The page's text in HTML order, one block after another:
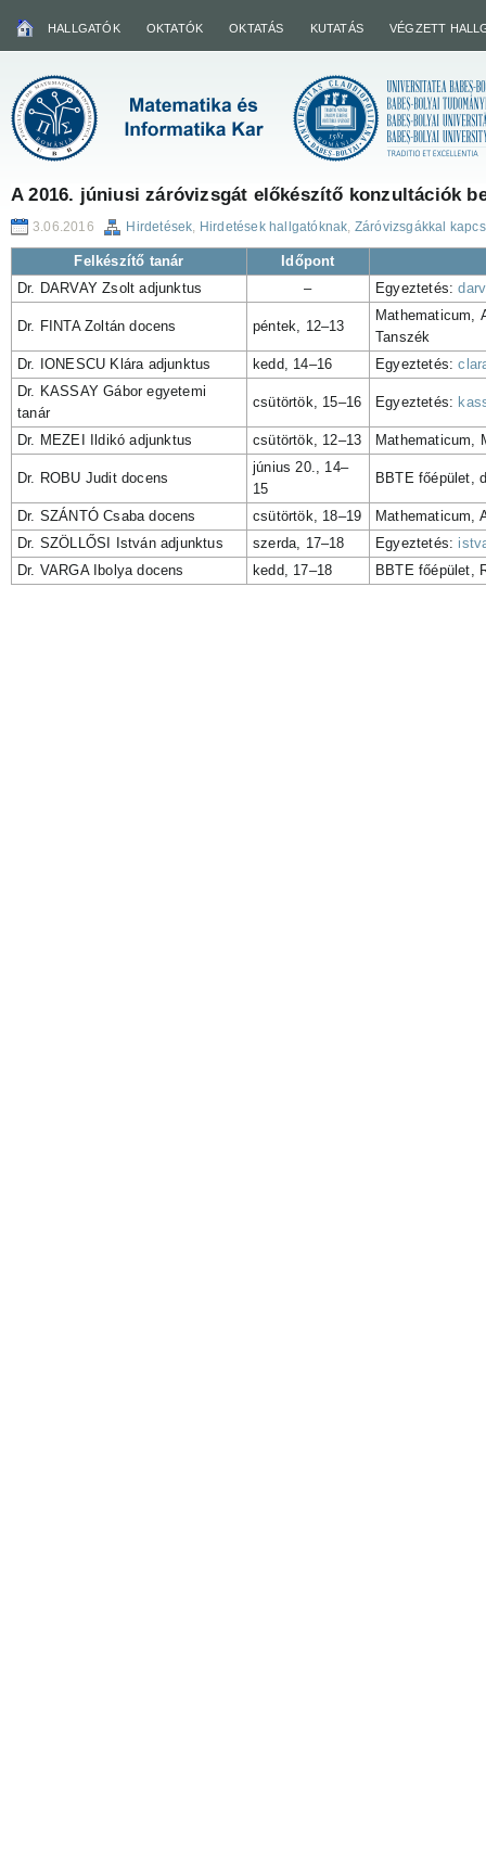
HALLGATÓK OKTATÓK OKTATÁS KUTATÁS VÉGZETT
A 2016. júniusi záróvizsgát előkészítő konzultációk
3.06.2016 Hirdetések, Hirdetések hallgatóknak, Záróvizsgákkal
Felkészítő tanár
Időpont
Dr. DARVAY Zsolt adjunktus
– Egyeztetés:
Dr. FINTA Zoltán docens péntek, 12–13
Mathematicum,
Tanszék
Dr. IONESCU Klára adjunktus
kedd, 14–16 Egyeztetés:
Dr. KASSAY Gábor egyetemi
tanár
csütörtök, 15–16 Egyeztetés:
Dr. MEZEI Ildikó adjunktus csütörtök, 12–13 Mathematicum,
Dr. ROBU Judit docens
június 20., 14–
15
BBTE főépület,
Dr. SZÁNTÓ Csaba docens csütörtök, 18–19
Mathematicum,
Dr. SZÖLLŐSI István adjunktus
szerda, 17–18 Egyeztetés:
Dr. VARGA Ibolya docens
kedd, 17–18 BBTE főépület,